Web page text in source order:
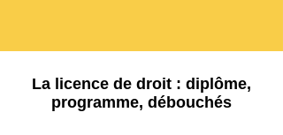
La licence de droit : diplôme,
programme, débouchés